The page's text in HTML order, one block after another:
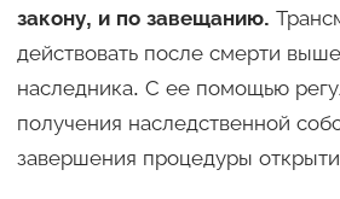
закону, и по завещанию.
действовать после смерти
наследника. С ее помощью
получения наследственной
завершения процедуры